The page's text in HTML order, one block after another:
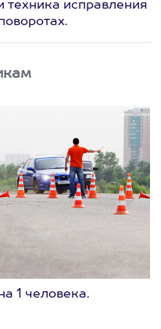
техника исправления
1 человека.